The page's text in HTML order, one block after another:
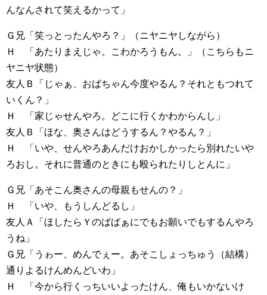
んなんされて笑えるかって」
Ｇ兄「笑っとったんやろ？」（ニヤニヤしながら）
Ｈ 「あたりまえじゃ。こわかろうもん。」（こちらもニ
ヤニヤ状態）
友人Ｂ「じゃぁ、おばちゃん今度やるん？それともつれて
いくん？」
Ｈ 「家じゃせんやろ。どこに行くかわからんし」
友人Ｂ「ほな、奥さんはどうするん？やるん？」
Ｈ 「いや、せんやろあんだけおかしかったら別れたいや
ろおし。それに普通のときにも殴られたりしとんに」
Ｇ兄「あそこん奥さんの母親もせんの？」
Ｈ 「いや、もうしんどるし」
友人Ａ「ほしたらＹのばばぁにでもお願いでもするんやろ
うね」
Ｇ兄「うゎー、めんでぇー。あそこしょっちゅう（結構）
通りよるけんめんどいわ」
Ｈ 「今から行くっちいいよったけん、俺もいかないけ